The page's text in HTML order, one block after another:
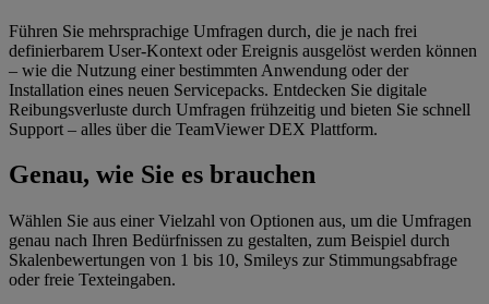
Führen Sie mehrsprachige Umfragen durch, die je nach frei
definierbarem User-Kontext oder Ereignis ausgelöst werden können
– wie die Nutzung einer bestimmten Anwendung oder der
Installation eines neuen Servicepacks. Entdecken Sie digitale
Reibungsverluste durch Umfragen frühzeitig und bieten Sie schnell
Support – alles über die TeamViewer DEX Plattform.
Genau, wie Sie es brauchen
Wählen Sie aus einer Vielzahl von Optionen aus, um die Umfragen
genau nach Ihren Bedürfnissen zu gestalten, zum Beispiel durch
Skalenbewertungen von 1 bis 10, Smileys zur Stimmungsabfrage
oder freie Texteingaben.